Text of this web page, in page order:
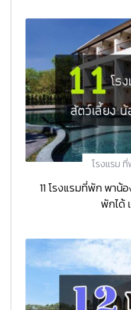
โรงแรม
11 โรงแรมที่พัก พาน้
พักได้